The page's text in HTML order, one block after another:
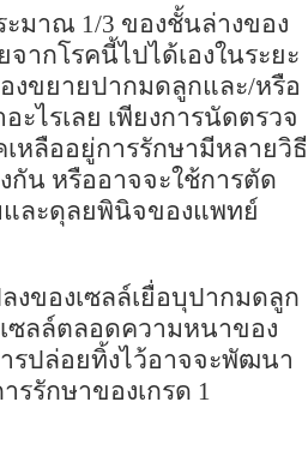
ะมาณ 1/3 ของชั้นล่างของ
จากโรคนี้ไปได้เองในระยะ
งขยายปากมดลูกและ/หรือ
ไรเลย เพียงการนัดตรวจ
หลืออยู่การรักษามีหลายวิธี
กัน หรืออาจจะใช้การตัด
ละดุลยพินิจของแพทย์
งของเซลล์เยื่อบุปากมดลูก
ซลล์ตลอดความหนาของ
รปล่อยทิ้งไว้อาจจะพัฒนา
รรักษาของเกรด 1